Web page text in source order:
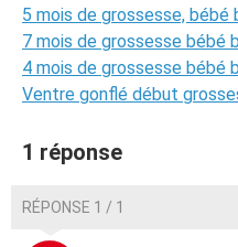
5 mois de grossesse, bébé
7 mois de grossesse bébé
4 mois de grossesse bébé
Ventre gonflé début
1 réponse
RÉPONSE 1 / 1